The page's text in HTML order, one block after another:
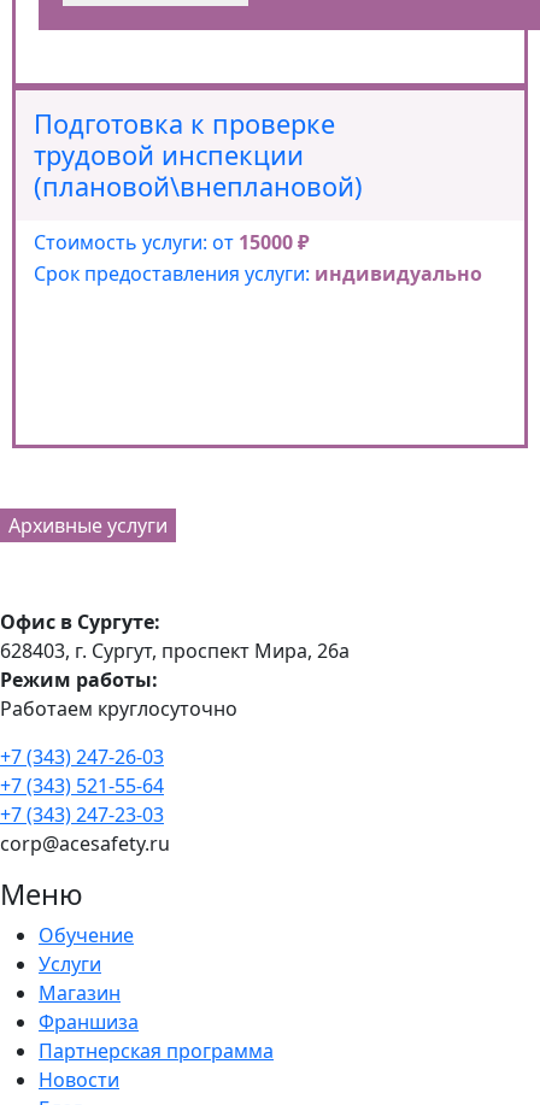
Подготовка к проверке
трудовой инспекции
(плановой\внеплановой)
Стоимость услуги: от 15000 ₽
Срок предоставления услуги: индивидуально
Архивные услуги
Офис в Сургуте:
628403, г. Сургут, проспект Мира, 26а
Режим работы:
Работаем круглосуточно
+7 (343) 247-26-03
+7 (343) 521-55-64
+7 (343) 247-23-03
corp@acesafety.ru
Меню
Обучение
Услуги
Магазин
Франшиза
Партнерская программа
Новости